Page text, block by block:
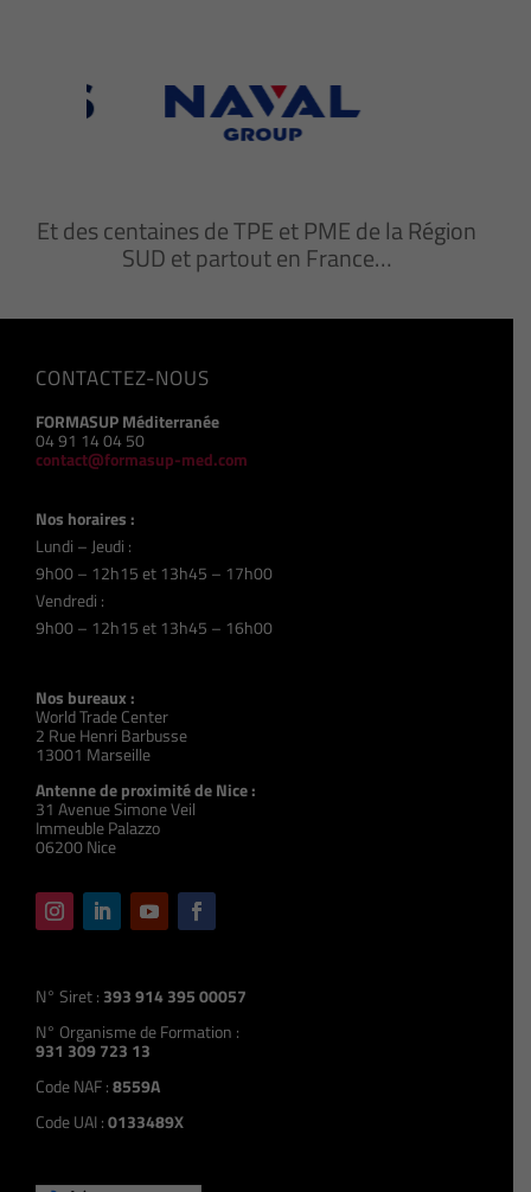
Et des centaines de TPE et PME de la Région
SUD et partout en France…
CONTACTEZ-NOUS
FORMASUP Méditerranée
04 91 14 04 50
contact@formasup-med.com
Nos horaires :
Lundi – Jeudi :
9h00 – 12h15 et 13h45 – 17h00
Vendredi :
9h00 – 12h15 et 13h45 – 16h00
Nos bureaux :
World Trade Center
2 Rue Henri Barbusse
13001 Marseille
Antenne de proximité de Nice :
31 Avenue Simone Veil
Immeuble Palazzo
06200 Nice
N° Siret : 393 914 395 00057
N° Organisme de Formation :
931 309 723 13
Code NAF :8559A
Code UAI :0133489X